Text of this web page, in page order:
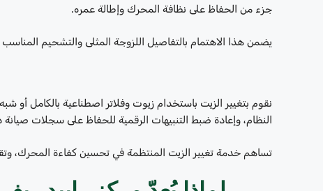
جزء من الحفاظ على نظافة المحرك وإطالة عمره.
يضمن هذا الاهتمام بالتفاصيل اللزوجة المثلى والتشحيم المناسب
نقوم بتغيير الزيت باستخدام زيوت وفلاتر اصطناعية بالكامل
النظام، وإعادة ضبط التنبيهات الرقمية للحفاظ على سجلات صيانة
تساهم خدمة تغيير الزيت المنتظمة في تحسين كفاءة المحرك،